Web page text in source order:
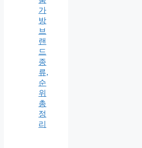
가
방
브
랜
드
종
류,
순
위
총
정
리